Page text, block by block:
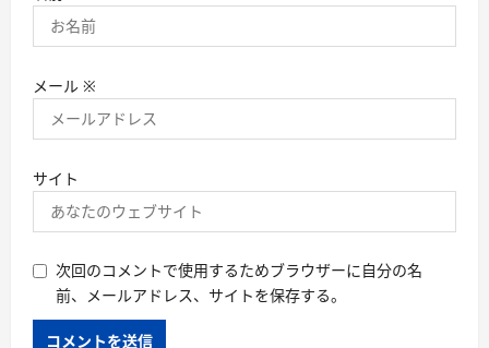
メール ※
サイト
次回のコメントで使用するためブラウザーに自分の名
前、メールアドレス、サイトを保存する。